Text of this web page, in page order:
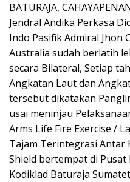
BATURAJA,
Jendral Andika Perkasa
Indo Pasifik Admiral Jhon
Australia sudah berlatih
secara Bilateral, Setiap
Angkatan Laut dan
tersebut dikatakan
usai meninjau
Arms Life Fire Exercise /
Tajam Terintegrasi Antar
Shield bertempat di
Kodiklad Baturaja